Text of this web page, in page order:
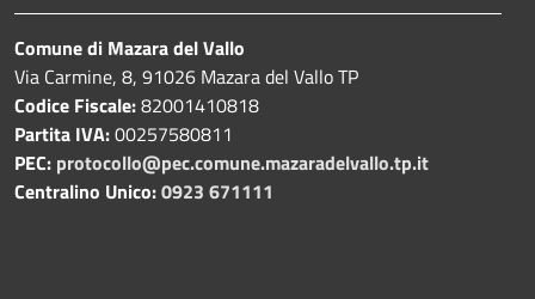
Comune di Mazara del Vallo
Via Carmine, 8, 91026 Mazara del Vallo TP
Codice Fiscale:82001410818
Partita IVA:00257580811
PEC: protocollo@pec.comune.mazaradelvallo.tp.it
Centralino Unico:0923 671111